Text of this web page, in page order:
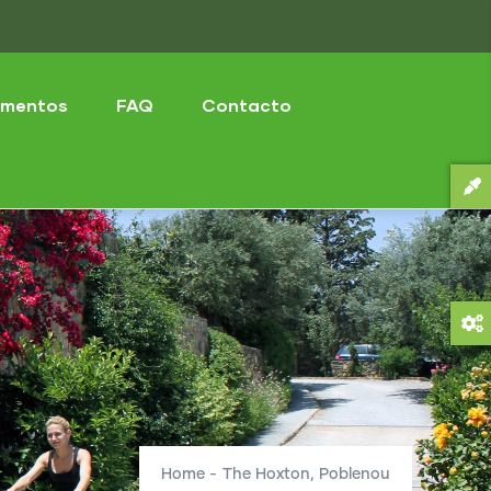
FAQ Contacto
Home - The Hoxton, Poblenou